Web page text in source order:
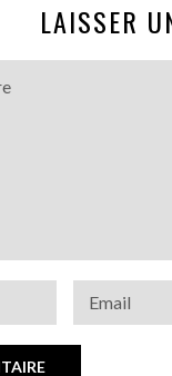
LAISSER